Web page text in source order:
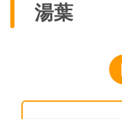
湯葉